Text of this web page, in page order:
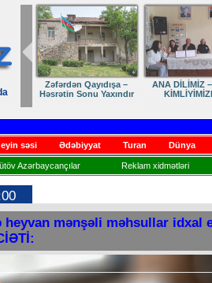
Zəfərdən Qayıdışa –
Həsrətin Sonu Yaxındır
ANA DİLİMİZ
səsi Ədəbiyyat Turan Dünya
Azərbaycançılar Reklam xidmətləri
heyvan mənşəli məhsullar idxal